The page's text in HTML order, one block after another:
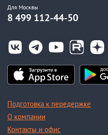
Для Москвы
8 499 112-44-50
Подготовка к передержке
О компании
Контакты и офис